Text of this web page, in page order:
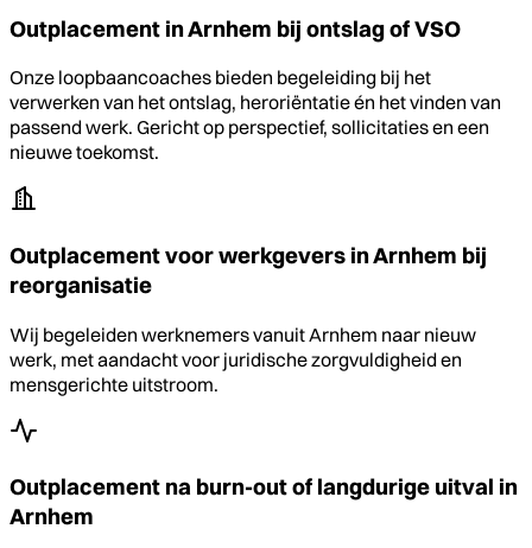
Outplacement in Arnhem bij ontslag of VSO
Onze loopbaancoaches bieden begeleiding bij het
verwerken van het ontslag, heroriëntatie én het vinden van
passend werk. Gericht op perspectief, sollicitaties en een
nieuwe toekomst.
Outplacement voor werkgevers in Arnhem bij
reorganisatie
Wij begeleiden werknemers vanuit Arnhem naar nieuw
werk, met aandacht voor juridische zorgvuldigheid en
mensgerichte uitstroom.
Outplacement na burn-out of langdurige uitval in
Arnhem